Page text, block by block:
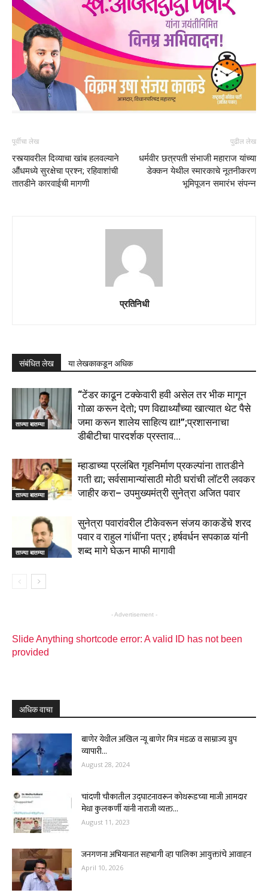
पूर्वीचा लेख
रस्त्यावरील दिव्याचा खांब हलवल्याने
औंधमध्ये सुरक्षेचा प्रश्न; रहिवाशांची
तातडीने कारवाईची मागणी
पुढील लेख
धर्मवीर छत्रपती संभाजी महाराज यांच्या
डेक्कन येथील स्मारकाचे नूतनीकरण
भूमिपूजन समारंभ संपन्न
प्रतिनिधी
संबंधित लेख या लेखकाकडून अधिक
ताज्या बातम्या
“टेंडर काढून टक्केवारी हवी असेल तर भीक मागून
गोळा करून देतो; पण विद्यार्थ्यांच्या खात्यात थेट पैसे
जमा करून शालेय साहित्य द्या!”;प्रशासनाचा
डीबीटीचा पारदर्शक प्रस्ताव...
ताज्या बातम्या
म्हाडाच्या प्रलंबित गृहनिर्माण प्रकल्पांना तातडीने
गती द्या; सर्वसामान्यांसाठी मोठी घरांची लॉटरी लवकर
जाहीर करा– उपमुख्यमंत्री सुनेत्रा अजित पवार
ताज्या बातम्या
सुनेत्रा पवारांवरील टीकेवरून संजय काकडेंचे शरद
पवार व राहुल गांधींना पत्र ; हर्षवर्धन सपकाळ यांनी
शब्द मागे घेऊन माफी मागावी
- Advertisement -
Slide Anything shortcode error: A valid ID has not been
provided
अधिक वाचा
बाणेर येथील अखिल न्यू बाणेर मित्र मंडळ व साम्राज्य ग्रुप
व्यापारी...
August 28, 2024
चांदणी चौकातील उद्घाटनावरून कोथरूडच्या माजी आमदार
मेधा कुलकर्णी यांनी नाराजी व्यक्त...
August 11, 2023
जनगणना अभियानात सहभागी व्हा पालिका आयुक्तांचे आवाहन
April 10, 2026